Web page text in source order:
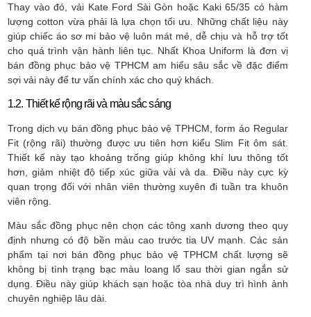
Thay vào đó, vải Kate Ford Sài Gòn hoặc Kaki 65/35 có hàm
lượng cotton vừa phải là lựa chọn tối ưu. Những chất liệu này
giúp chiếc áo sơ mi bảo vệ luôn mát mẻ, dễ chịu và hỗ trợ tốt
cho quá trình vận hành liên tục. Nhất Khoa Uniform là đơn vị
bán đồng phục bảo vệ TPHCM am hiểu sâu sắc về đặc điểm
sợi vải này để tư vấn chính xác cho quý khách.
1.2. Thiết kế rộng rãi và màu sắc sáng
Trong dịch vụ bán đồng phục bảo vệ TPHCM, form áo Regular
Fit (rộng rãi) thường được ưu tiên hơn kiểu Slim Fit ôm sát.
Thiết kế này tạo khoảng trống giúp không khí lưu thông tốt
hơn, giảm nhiệt độ tiếp xúc giữa vải và da. Điều này cực kỳ
quan trọng đối với nhân viên thường xuyên đi tuần tra khuôn
viên rộng.
Màu sắc đồng phục nên chọn các tông xanh dương theo quy
định nhưng có độ bền màu cao trước tia UV mạnh. Các sản
phẩm tại nơi bán đồng phục bảo vệ TPHCM chất lượng sẽ
không bị tình trạng bạc màu loang lổ sau thời gian ngắn sử
dụng. Điều này giúp khách sạn hoặc tòa nhà duy trì hình ảnh
chuyên nghiệp lâu dài.